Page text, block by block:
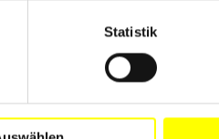
Statistik